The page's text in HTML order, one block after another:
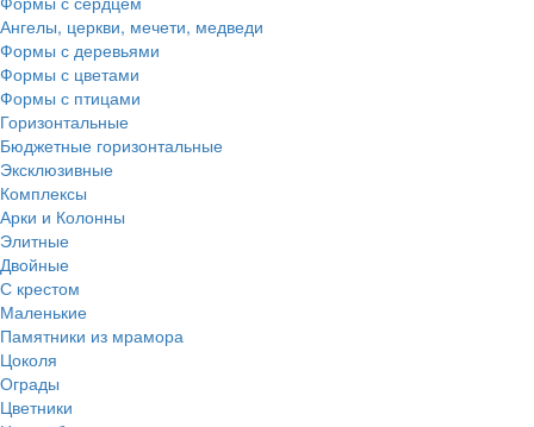
Ангелы, церкви, мечети, медведи
Формы с деревьями
Формы с цветами
Формы с птицами
Горизонтальные
Бюджетные горизонтальные
Эксклюзивные
Комплексы
Арки и Колонны
Элитные
Двойные
С крестом
Маленькие
Памятники из мрамора
Цоколя
Ограды
Цветники